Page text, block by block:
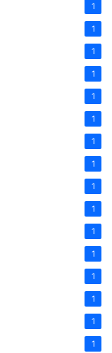
1
1
1
1
1
1
1
1
1
1
1
1
1
1
1
1